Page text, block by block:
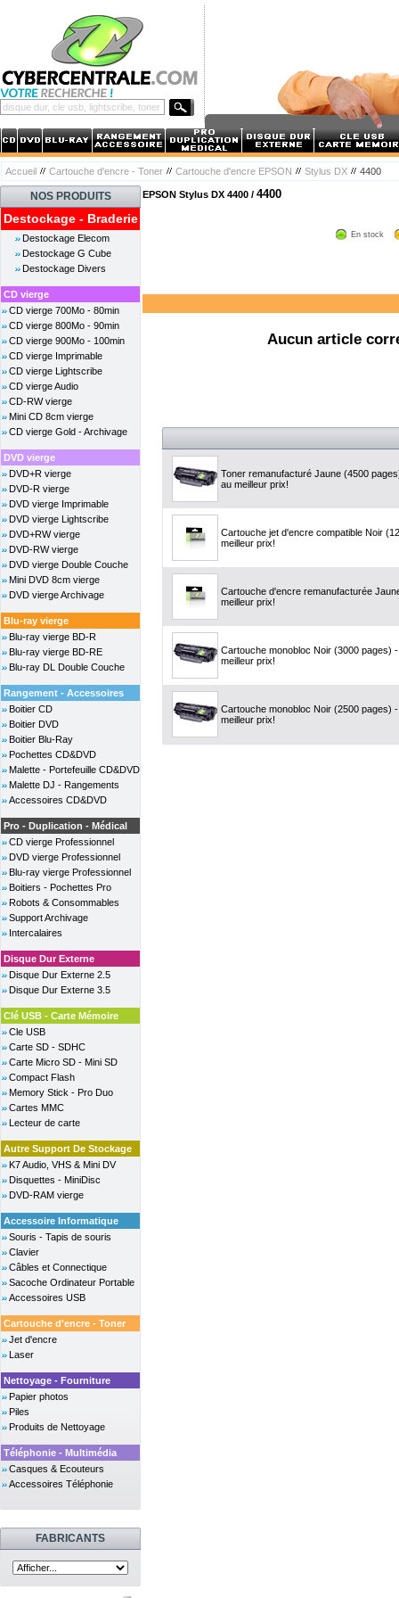
Accueil Cartouche d'encre - Toner Cartouche d'encre EPSON Stylus DX 4400
NOS PRODUITS
Destockage - Braderie
Destockage Elecom
Destockage G Cube
Destockage Divers
CD vierge
CD vierge 700Mo - 80min
CD vierge 800Mo - 90min
CD vierge 900Mo - 100min
CD vierge Imprimable
CD vierge Lightscribe
CD vierge Audio
CD-RW vierge
Mini CD 8cm vierge
CD vierge Gold - Archivage
DVD vierge
DVD+R vierge
DVD-R vierge
DVD vierge Imprimable
DVD vierge Lightscribe
DVD+RW vierge
DVD-RW vierge
DVD vierge Double Couche
Mini DVD 8cm vierge
DVD vierge Archivage
Blu-ray vierge
Blu-ray vierge BD-R
Blu-ray vierge BD-RE
Blu-ray DL Double Couche
Rangement - Accessoires
Boitier CD
Boitier DVD
Boitier Blu-Ray
Pochettes CD&DVD
Malette - Portefeuille CD&DVD
Malette DJ - Rangements
Accessoires CD&DVD
Pro - Duplication - Médical
CD vierge Professionnel
DVD vierge Professionnel
Blu-ray vierge Professionnel
Boitiers - Pochettes Pro
Robots & Consommables
Support Archivage
Intercalaires
Disque Dur Externe
Disque Dur Externe 2.5
Disque Dur Externe 3.5
Clé USB - Carte Mémoire
Cle USB
Carte SD - SDHC
Carte Micro SD - Mini SD
Compact Flash
Memory Stick - Pro Duo
Cartes MMC
Lecteur de carte
Autre Support De Stockage
K7 Audio, VHS & Mini DV
Disquettes - MiniDisc
DVD-RAM vierge
Accessoire Informatique
Souris - Tapis de souris
Clavier
Câbles et Connectique
Sacoche Ordinateur Portable
Accessoires USB
Cartouche d'encre - Toner
Jet d'encre
Laser
Nettoyage - Fourniture
Papier photos
Piles
Produits de Nettoyage
Téléphonie - Multimédia
Casques & Ecouteurs
Accessoires Téléphonie
FABRICANTS
EPSON Stylus DX 4400 / 4400
En stock
Aucun article
Toner remanufacturé Jaune (4500
au meilleur prix!
Cartouche jet d'encre compatible Noir
meilleur prix!
Cartouche d'encre remanufacturée
meilleur prix!
Cartouche monobloc Noir (3000 pages)
meilleur prix!
Cartouche monobloc Noir (2500 pages)
meilleur prix!